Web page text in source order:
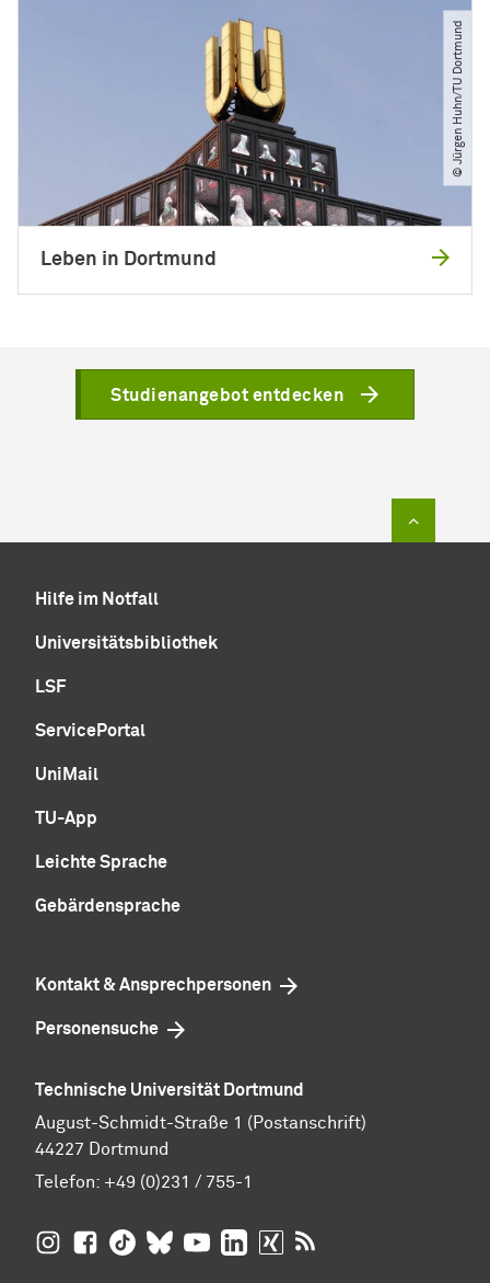
© Jürgen Huhn​/​TU Dortmund
Leben in Dortmund
Studienangebot entdecken
Hilfe im Notfall
Universitätsbibliothek
LSF
ServicePortal
UniMail
TU-App
Leichte Sprache
Gebärdensprache
Kontakt & Ansprechpersonen
Personensuche
Technische Universität Dortmund
August-Schmidt-Straße 1 (Postanschrift)
44227 Dortmund
Telefon: +49 (0)231 / 755-1
TU Dortmund auf Insta­gram
TU Dortmund auf Facebook
TU Dortmund auf TikTok
TU Dortmund auf BlueSky
TU Dortmund auf YouTube
TU Dortmund auf LinkedIn
TU Dortmund auf XING